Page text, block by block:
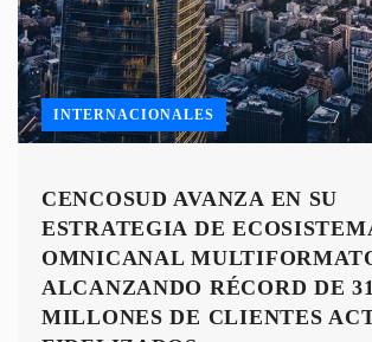
CENCOSUD AVANZA EN SU
ESTRATEGIA DE
OMNICANAL MULTIFORMATO
ALCANZANDO RÉCORD DE 31